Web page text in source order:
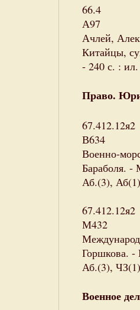
66.4
А97
Ачлей,
Китайцы,
- 240 с. :
Право.
67.412.12я2
В634
Военно-
Бараболя. -
Аб.(3),
67.412.12я2
М432
Горшкова. -
Аб.(3),
Военное